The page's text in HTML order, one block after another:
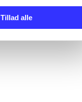
Tillad alle